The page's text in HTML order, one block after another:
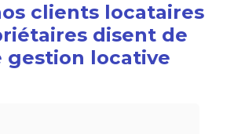
clients locataires
disent de
gestion locative